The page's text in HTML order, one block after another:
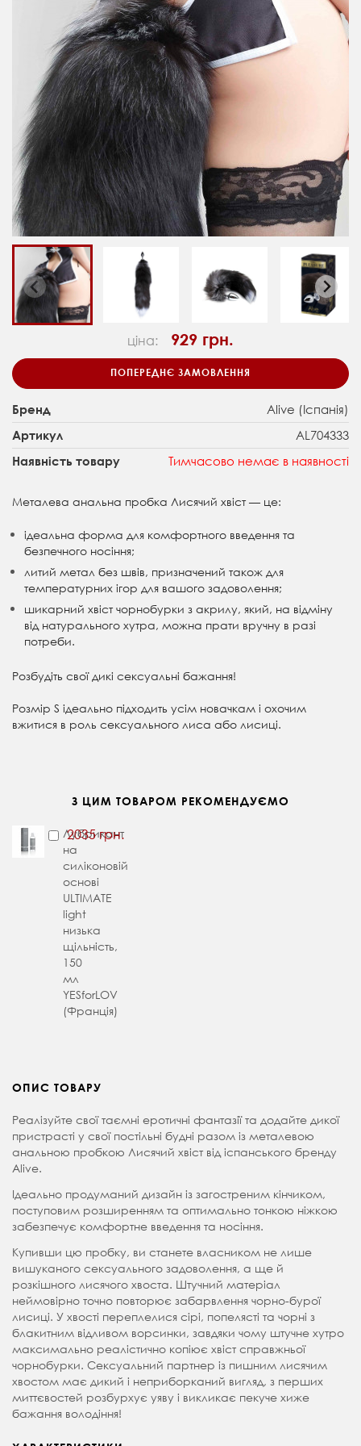
ціна: 929 грн.
ПОПЕРЕДНЄ ЗАМОВЛЕННЯ
Бренд Alive (Іспанія)
Артикул AL704333
Наявність товару Тимчасово немає в наявності
Металева анальна пробка Лисячий хвіст — це:
ідеальна форма для комфортного введення та
безпечного носіння;
литий метал без швів, призначений також для
температурних ігор для вашого задоволення;
шикарний хвіст чорнобурки з акрилу, який, на відміну
від натурального хутра, можна прати вручну в разі
потреби.
Розбудіть свої дикі сексуальні бажання!
Розмір S ідеально підходить усім новачкам і охочим
вжитися в роль сексуального лиса або лисиці.
З ЦИМ ТОВАРОМ РЕКОМЕНДУЄМО
Лубрикант
на
силіконовій
основі
ULTIMATE
light
низька
щільність,
150
мл
YESforLOV
(Франція)
2035 грн.
ОПИС ТОВАРУ
Реалізуйте свої таємні еротичні фантазії та додайте дикої
пристрасті у свої постільні будні разом із металевою
анальною пробкою Лисячий хвіст від іспанського бренду
Alive.
Ідеально продуманий дизайн із загостреним кінчиком,
поступовим розширенням та оптимально тонкою ніжкою
забезпечує комфортне введення та носіння.
Купивши цю пробку, ви станете власником не лише
вишуканого сексуального задоволення, а ще й
розкішного лисячого хвоста. Штучний матеріал
неймовірно точно повторює забарвлення чорно-бурої
лисиці. У хвості переплелися сірі, попелясті та чорні з
блакитним відливом ворсинки, завдяки чому штучне хутро
максимально реалістично копіює хвіст справжньої
чорнобурки. Сексуальний партнер із пишним лисячим
хвостом має дикий і неприборканий вигляд, з перших
миттєвостей розбурхує уяву і викликає пекуче хиже
бажання володіння!